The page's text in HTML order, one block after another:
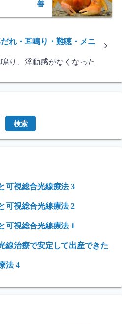
善
れ・耳鳴り・難聴・メニ
り、浮動感がなくなった
検索
可視総合光線療法 3
可視総合光線療法 2
可視総合光線療法 1
線治療で安定して出産できた
法 4